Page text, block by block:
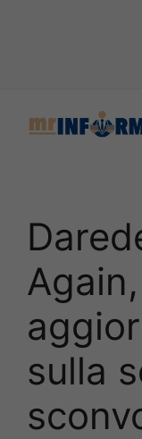
sulla